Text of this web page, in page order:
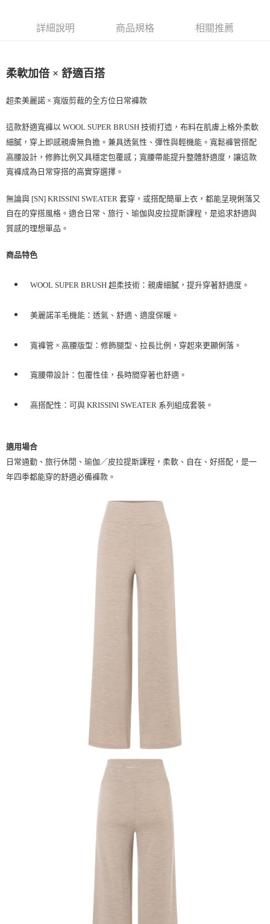
全家超取(2000以上免運)
一般7-11取貨
7-11超取(2000以上免運)
每筆NT$100，滿NT$2,000(含以上)免運費
一般宅配
每筆NT$100
每筆NT$100，滿NT$2,000(含以上)免運費
詳細說明 商品規格 相關推薦
柔軟加倍 × 舒適百搭
超柔美麗諾 × 寬版剪裁的全方位日常褲款
這款舒適寬褲以 WOOL SUPER BRUSH 技術打造，布料在肌膚上格外柔軟
細膩，穿上即感親膚無負擔。 兼具透氣性、彈性與輕機能。寬鬆褲管搭配
高腰設計，修飾比例又具穩定包覆感；寬腰帶能提升整體舒適度，讓這款
寬褲成為日常穿搭的高實穿選擇。
無論與 [SN] KRISSINI SWEATER 套穿，或搭配簡單上衣，都能呈現俐落又
自在的穿搭風格。適合日常、旅行、瑜伽與皮拉提斯課程，是追求舒適與
質感的理想單品。
商品特色
WOOL SUPER BRUSH 超柔技術 ：親膚細膩，提升穿著舒適度。
美麗諾羊毛機能 ：透氣、舒適、適度保暖。
寬褲管 × 高腰版型 ：修飾腿型、拉長比例，穿起來更顯俐落。
寬腰帶設計 ：包覆性佳，長時間穿著也舒適。
高搭配性 ：可與 KRISSINI SWEATER 系列組成套裝。
適用場合
日常通勤、旅行休閒、瑜伽／皮拉提斯課程，柔軟、自在、好搭配，是一
年四季都能穿的舒適必備褲款。